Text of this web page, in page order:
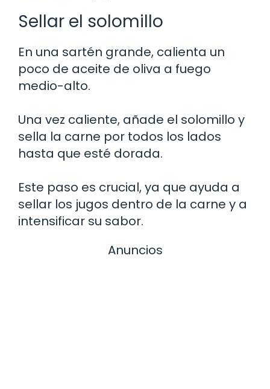
Sellar el solomillo
En una sartén grande, calienta un
poco de aceite de oliva a fuego
medio-alto.
Una vez caliente, añade el solomillo y
sella la carne por todos los lados
hasta que esté dorada.
Este paso es crucial, ya que ayuda a
sellar los jugos dentro de la carne y a
intensificar su sabor.
Anuncios